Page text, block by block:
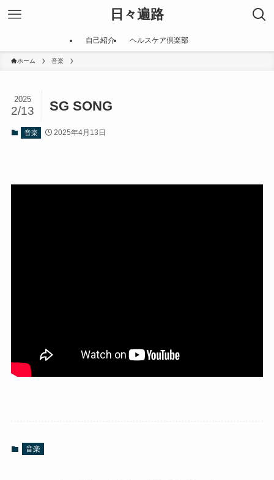
日々遍路
自己紹介 ヘルスケア倶楽部
ホーム 音楽
SG SONG
2025
2/13
音楽 2025年4月13日
音楽